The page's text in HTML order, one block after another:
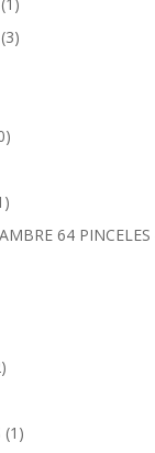
(3)
64 PINCELES
(1)